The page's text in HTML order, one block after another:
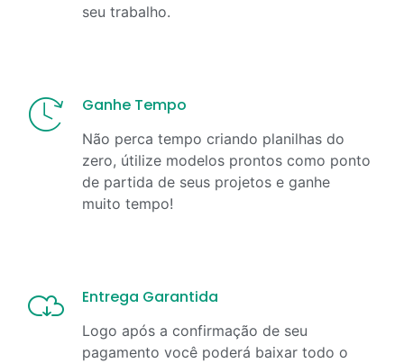
seu trabalho.
Ganhe Tempo
Não perca tempo criando planilhas do
zero, útilize modelos prontos como ponto
de partida de seus projetos e ganhe
muito tempo!
Entrega Garantida
Logo após a confirmação de seu
pagamento você poderá baixar todo o